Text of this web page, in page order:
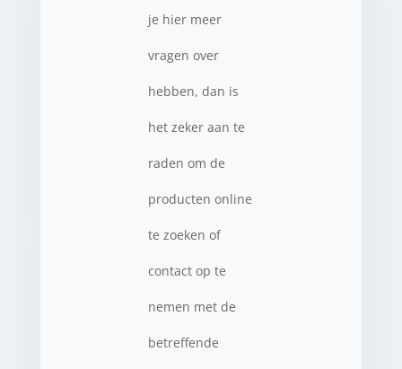
je hier meer
vragen over
hebben, dan is
het zeker aan te
raden om de
producten online
te zoeken of
contact op te
nemen met de
betreffende